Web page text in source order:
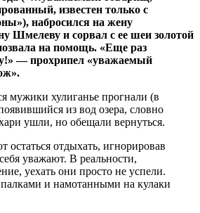
известен только с
набросился на жену
Шмелеву и сорвал с ее шеи золотой
на помощь. «Еще раз
— прохрипел «уважаемый
мужики хулиганье прогнали (в
из вод озера, словно
ушли, но обещали вернуться.
отдыхать, игнорировав
уважают. В реальности,
уехать они просто не успели.
и намотанными на кулаки